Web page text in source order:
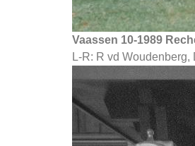
Vaassen 10-1989
L-R: R vd